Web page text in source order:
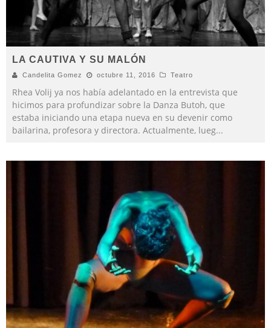
LA CAUTIVA Y SU MALÓN
Candelita Gomez octubre 11, 2016 Teatro
Rhea Volij ya nos había adelantado en la entrevista que
hicimos para profundizar sobre la Danza Butoh, que
estaba iniciando una etapa nueva en su devenir como
bailarina, profesora y directora. Actualmente, lueg...